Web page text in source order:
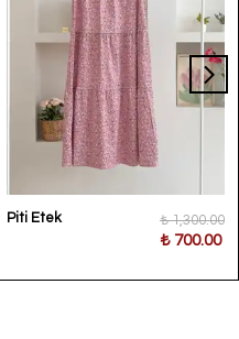
Piti Etek ₺ 1,300.00
₺ 700.00